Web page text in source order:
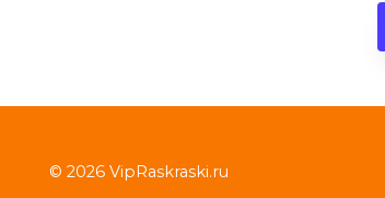
© 2026 VipRaskraski.ru